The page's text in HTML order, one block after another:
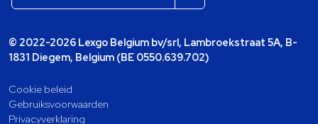
© 2022-2026 Lexgo Belgium bv/srl, Lambroekstraat 5A, B-
1831 Diegem, Belgium (BE 0550.639.702)
Cookie beleid
Gebruiksvoorwaarden
Privacyverklaring